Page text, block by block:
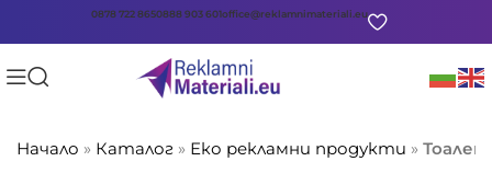
0878 722 8650888 903 601office@reklamnimateriali.eu
Начало » Каталог » Еко рекламни продукти »